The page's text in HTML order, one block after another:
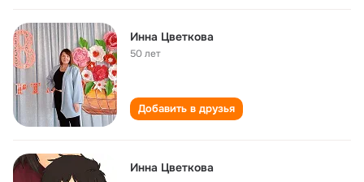
Инна Цветкова
50 лет
Добавить в друзья
Инна Цветкова